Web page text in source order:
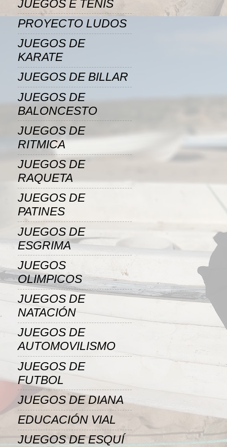
JUEGOS E TENIS
PROYECTO LUDOS
JUEGOS DE
KARATE
JUEGOS DE BILLAR
JUEGOS DE
BALONCESTO
JUEGOS DE
RITMICA
JUEGOS DE
RAQUETA
JUEGOS DE
PATINES
JUEGOS DE
ESGRIMA
JUEGOS
OLIMPICOS
JUEGOS DE
NATACIÓN
JUEGOS DE
AUTOMOVILISMO
JUEGOS DE
FUTBOL
JUEGOS DE DIANA
EDUCACIÓN VIAL
JUEGOS DE ESQUÍ